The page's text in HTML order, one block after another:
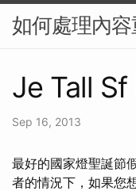
如何處理內
Je Tall
Sep 16, 2013
最好的國家燈聖誕節
者的情況下，如果您